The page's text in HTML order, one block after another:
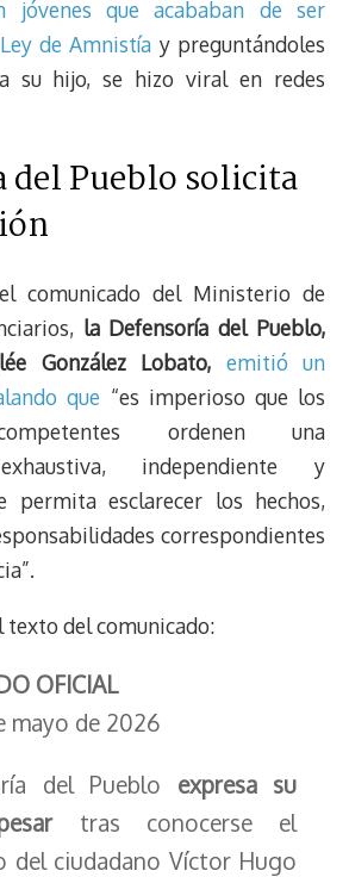
jóvenes que acababan de ser
de Amnistía y preguntándoles
su hijo, se hizo viral en redes
del Pueblo solicita
comunicado del Ministerio de
la Defensoría del Pueblo,
González Lobato, emitió un
que “es imperioso que los
ordenen una
independiente y
permita esclarecer los hechos,
correspondientes
texto del comunicado:
OFICIAL
mayo de 2026
del Pueblo expresa su
tras conocerse el
del ciudadano Víctor Hugo